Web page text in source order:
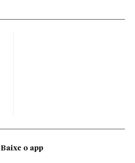
Baixe o app